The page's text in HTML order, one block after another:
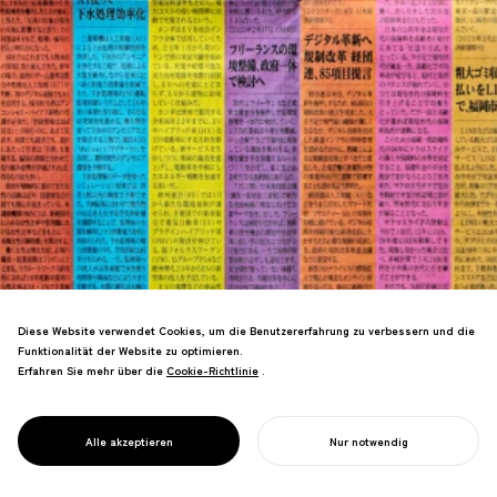
NIKKEI SDGS
FESTIVAL
Zeitungsaufschläge mit vergangenen
der Unterstützung von Corporate Social
Initiatives zeigen.
Diese Website verwendet Cookies, um die Benutzererfahrung zu verbessern und die
Funktionalität der Website zu optimieren.
Erfahren Sie mehr über die Cookie-Richtlinie
Cookie-Richtlinie .
Alle akzeptieren Nur notwendig